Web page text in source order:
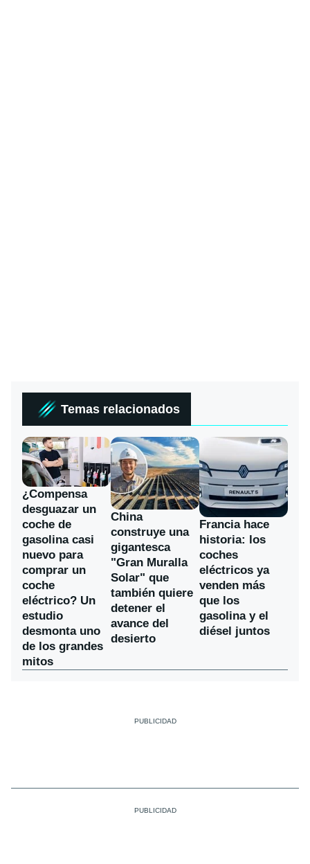
Temas relacionados
¿Compensa
desguazar un
coche de
gasolina casi
nuevo para
comprar un
coche
eléctrico? Un
estudio
desmonta uno
de los grandes
mitos
China
construye una
gigantesca
"Gran Muralla
Solar" que
también quiere
detener el
avance del
desierto
Francia hace
historia: los
coches
eléctricos ya
venden más
que los
gasolina y el
diésel juntos